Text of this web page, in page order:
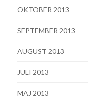
OKTOBER 2013
SEPTEMBER 2013
AUGUST 2013
JULI 2013
MAJ 2013